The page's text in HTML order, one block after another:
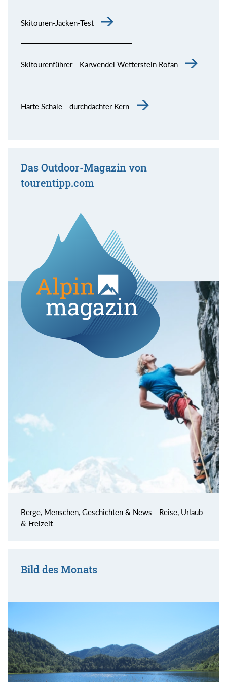
Skitouren-Jacken-Test
Skitourenführer - Karwendel Wetterstein Rofan
Harte Schale - durchdachter Kern
Das Outdoor-Magazin von
tourentipp.com
Berge, Menschen, Geschichten & News - Reise, Urlaub
& Freizeit
Bild des Monats